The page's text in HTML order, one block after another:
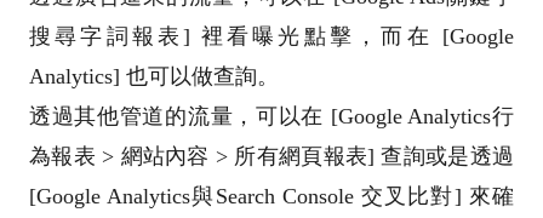
搜尋字詞報表] 裡看曝光點擊，而在 [Google
Analytics] 也可以做查詢。
透過其他管道的流量，可以在 [Google Analytics行
為報表 > 網站內容 > 所有網頁報表] 查詢或是透過
[Google Analytics與Search Console 交叉比對] 來確